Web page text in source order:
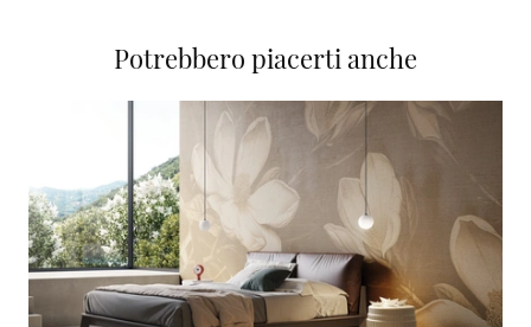
Potrebbero piacerti anche